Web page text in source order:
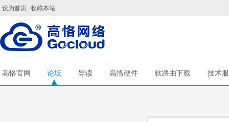
设为首页 收藏本站
高恪官网 论坛 导读 高恪硬件 软路由下载 技术